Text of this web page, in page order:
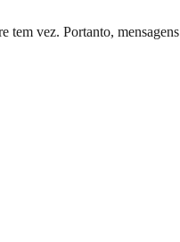
tem vez. Portanto, mensagens